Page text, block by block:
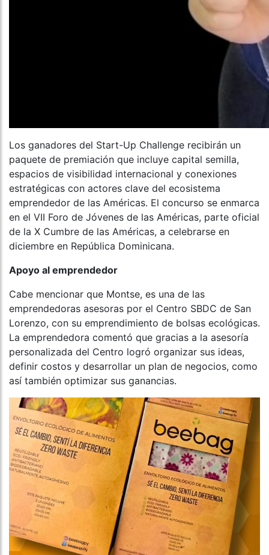
Los ganadores del Start-Up Challenge recibirán un
paquete de premiación que incluye capital semilla,
espacios de visibilidad internacional y conexiones
estratégicas con actores clave del ecosistema
emprendedor de las Américas. El concurso se enmarca
en el VII Foro de Jóvenes de las Américas, parte oficial
de la X Cumbre de las Américas, a celebrarse en
diciembre en República Dominicana.
Apoyo al emprendedor
Cabe mencionar que Montse, es una de las
emprendedoras asesoras por el Centro SBDC de San
Lorenzo, con su emprendimiento de bolsas ecológicas.
La emprendedora comentó que gracias a la asesoría
personalizada del Centro logró organizar sus ideas,
definir costos y desarrollar un plan de negocios, como
así también optimizar sus ganancias.